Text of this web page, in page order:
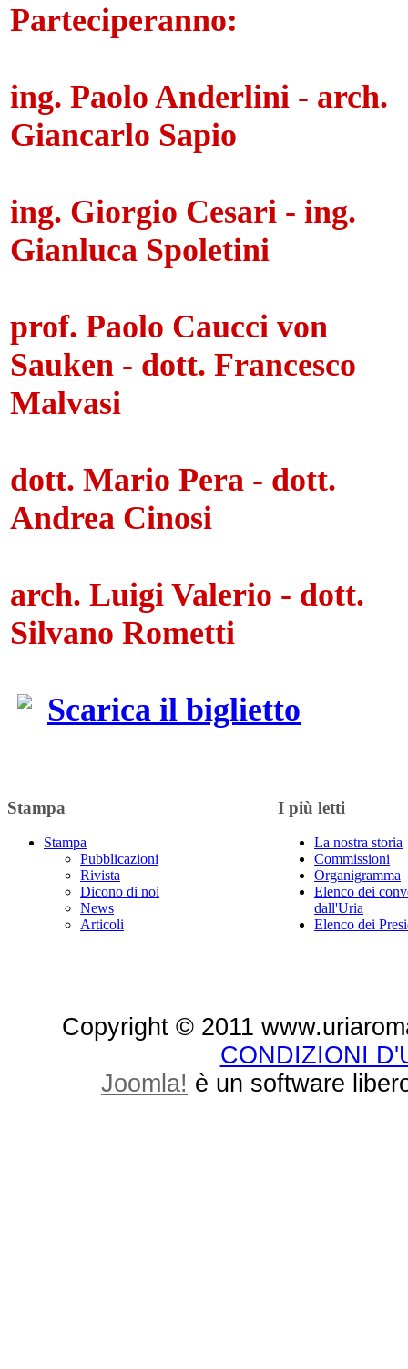
Parteciperanno:
ing. Paolo Anderlini - arch.
Giancarlo Sapio
ing. Giorgio Cesari - ing.
Gianluca Spoletini
prof. Paolo Caucci von
Sauken - dott. Francesco
Malvasi
dott. Mario Pera - dott.
Andrea Cinosi
arch. Luigi Valerio - dott.
Silvano Rometti
Scarica il biglietto
Stampa
Stampa
Pubblicazioni
Rivista
Dicono di noi
News
Articoli
I più letti
La nostra storia
Commissioni
Organigramma
Elenco dei
dall'Uria
Elenco dei
Copyright © 2011
CONDIZIONI
Joomla! è un software